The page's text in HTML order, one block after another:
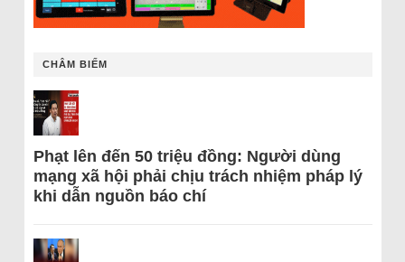
CHÂM BIẾM
Phạt lên đến 50 triệu đồng: Người dùng
mạng xã hội phải chịu trách nhiệm pháp lý
khi dẫn nguồn báo chí